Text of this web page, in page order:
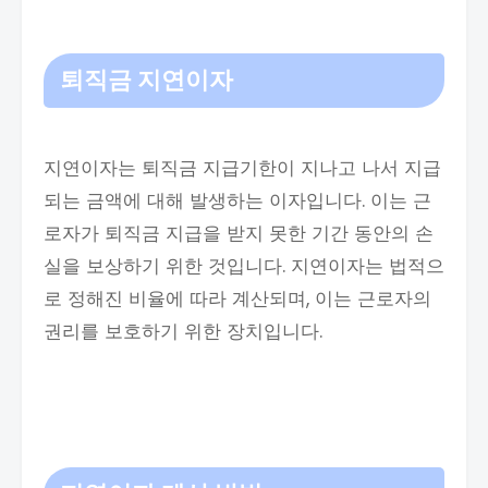
퇴직금 지연이자
지연이자는 퇴직금 지급기한이 지나고 나서 지급
되는 금액에 대해 발생하는 이자입니다. 이는 근
로자가 퇴직금 지급을 받지 못한 기간 동안의 손
실을 보상하기 위한 것입니다. 지연이자는 법적으
로 정해진 비율에 따라 계산되며, 이는 근로자의
권리를 보호하기 위한 장치입니다.